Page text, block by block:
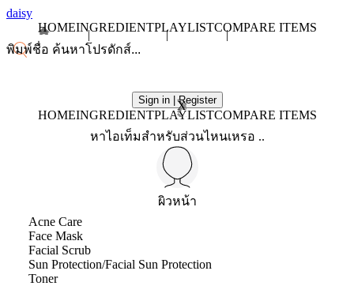
daisy
HOMEINGREDIENTPLAYLISTCOMPARE ITEMS
Sign in | Register
X
HOMEINGREDIENTPLAYLISTCOMPARE ITEMS
หาไอเท็มสำหรับส่วนไหนเหรอ ..
ผิวหน้า
Acne Care
Face Mask
Facial Scrub
Sun Protection/Facial Sun Protection
Toner